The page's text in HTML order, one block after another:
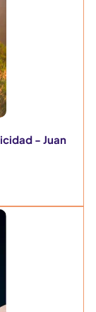
- Juan